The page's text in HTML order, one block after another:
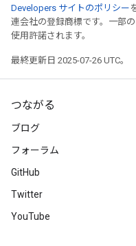
Developers サイトのポリシー
連会社の登録商標です。一部
使用許諾されます。
最終更新日 2025-07-26 UTC。
つながる
ブログ
フォーラム
GitHub
Twitter
YouTube